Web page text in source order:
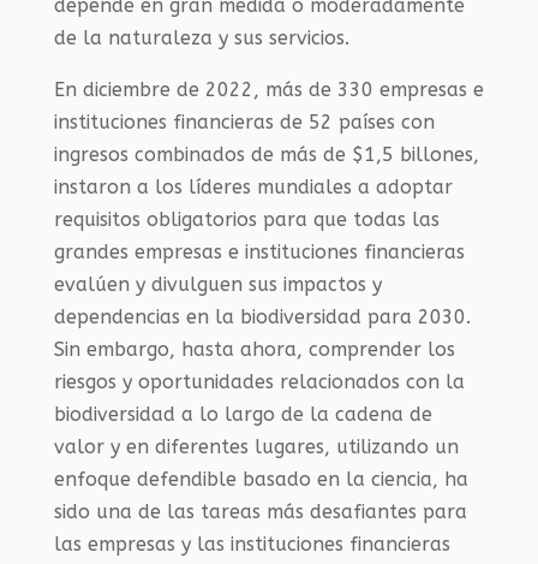
depende en gran medida o moderadamente
de la naturaleza y sus servicios.
En diciembre de 2022, más de 330 empresas e
instituciones financieras de 52 países con
ingresos combinados de más de $1,5 billones,
instaron a los líderes mundiales a adoptar
requisitos obligatorios para que todas las
grandes empresas e instituciones financieras
evalúen y divulguen sus impactos y
dependencias en la biodiversidad para 2030.
Sin embargo, hasta ahora, comprender los
riesgos y oportunidades relacionados con la
biodiversidad a lo largo de la cadena de
valor y en diferentes lugares, utilizando un
enfoque defendible basado en la ciencia, ha
sido una de las tareas más desafiantes para
las empresas y las instituciones financieras